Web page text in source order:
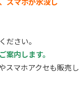
ださい。
内します。
スマホアクセも販売し